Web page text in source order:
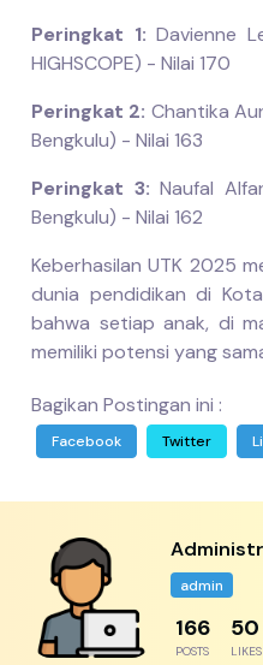
Peringkat 1: Davienne
HIGHSCOPE) - Nilai 170
Peringkat 2: Chantika
Bengkulu) - Nilai 163
Peringkat 3: Naufal
Bengkulu) - Nilai 162
Keberhasilan UTK 2025
dunia pendidikan di
bahwa setiap anak, di
memiliki potensi yang
Bagikan Postingan ini :
Facebook Twitter
admin
204
POSTS
61
LIKES